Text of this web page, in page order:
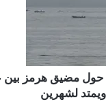
حول مضيق هرمز بين
لشهرين